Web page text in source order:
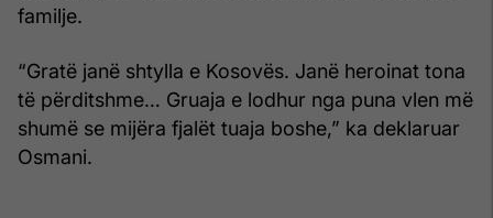
familje.
“Gratë janë shtylla e Kosovës. Janë heroinat tona
të përditshme… Gruaja e lodhur nga puna vlen më
shumë se mijëra fjalët tuaja boshe,” ka deklaruar
Osmani.